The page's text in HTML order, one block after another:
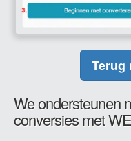
Terug
We ondersteunen
conversies met